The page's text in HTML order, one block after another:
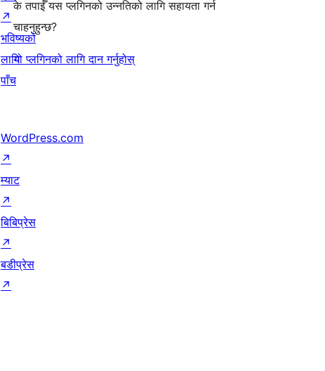
के तपाईँ यस प्लगिनको उन्नतिको लागि सहायता गर्न
चाहनुहुन्छ?
यो प्लगिनको लागि दान गर्नुहोस्
↗
भविष्यको
लागि
पाँच
WordPress.com
↗
म्याट
↗
बिबिप्रेस
↗
बडीप्रेस
↗